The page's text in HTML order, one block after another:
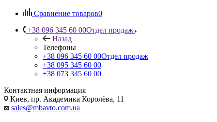
Сравнение товаров0
+38 096 345 60 00Отдел продаж
Назад
Телефоны
+38 096 345 60 00Отдел продаж
+38 095 345 60 00
+38 073 345 60 00
Контактная информация
Киев, пр. Академика Королёва, 11
sales@mbavto.com.ua